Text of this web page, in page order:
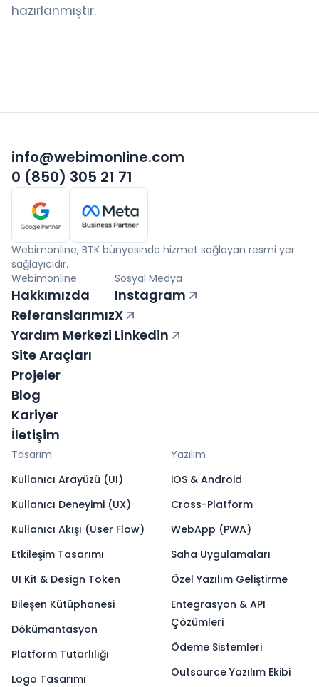
hazırlanmıştır.
info@webimonline.com
0 (850) 305 21 71
Webimonline, BTK bünyesinde hizmet sağlayan resmi yer
sağlayıcıdır.
Webimonline
Hakkımızda
Referanslarımız
Yardım Merkezi
Site Araçları
Projeler
Blog
Kariyer
İletişim
Sosyal Medya
Instagram
X
Linkedin
Tasarım
Kullanıcı Arayüzü (UI)
Kullanıcı Deneyimi (UX)
Kullanıcı Akışı (User Flow)
Etkileşim Tasarımı
UI Kit & Design Token
Bileşen Kütüphanesi
Dökümantasyon
Platform Tutarlılığı
Logo Tasarımı
Yazılım
iOS & Android
Cross-Platform
WebApp (PWA)
Saha Uygulamaları
Özel Yazılım Geliştirme
Entegrasyon & API
Çözümleri
Ödeme Sistemleri
Outsource Yazılım Ekibi